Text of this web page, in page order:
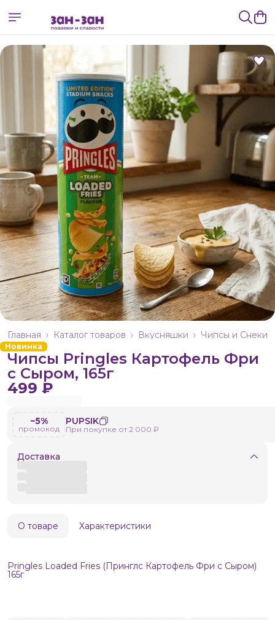
Чипсы и Снеки
Вкусняшки ›
Каталог товаров ›
Главная ›
Новинка
Чипсы Pringles Картофель Фри
с Сыром, 165г
499 ₽
−5%
промокод
PUPSIK
При покупке от 2 000 ₽
Доставка
О товаре Характеристики
Pringles Loaded Fries (Принглс Картофель Фри с Сыром)
165г